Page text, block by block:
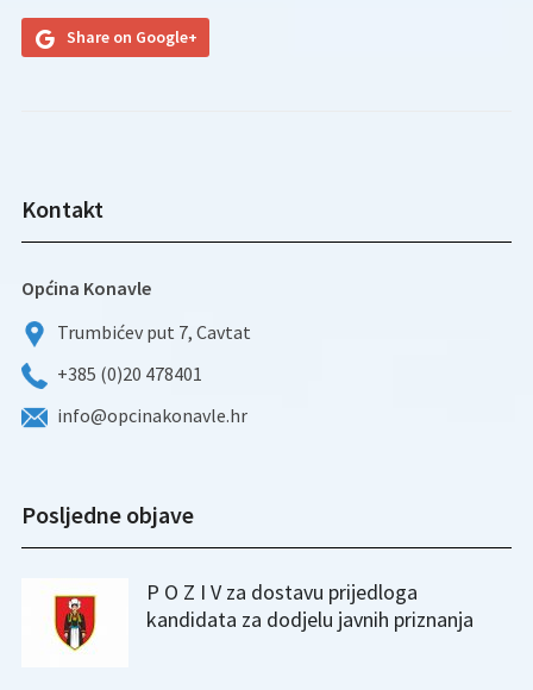
Share on Google+
Kontakt
Općina Konavle
Trumbićev put 7, Cavtat
+385 (0)20 478401
info@opcinakonavle.hr
Posljedne objave
P O Z I V za dostavu prijedloga
kandidata za dodjelu javnih priznanja